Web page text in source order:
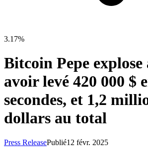
3.17%
Bitcoin Pepe explose
avoir levé 420 000 $
secondes, et 1,2
dollars au total
Press ReleasePublié12 févr. 2025